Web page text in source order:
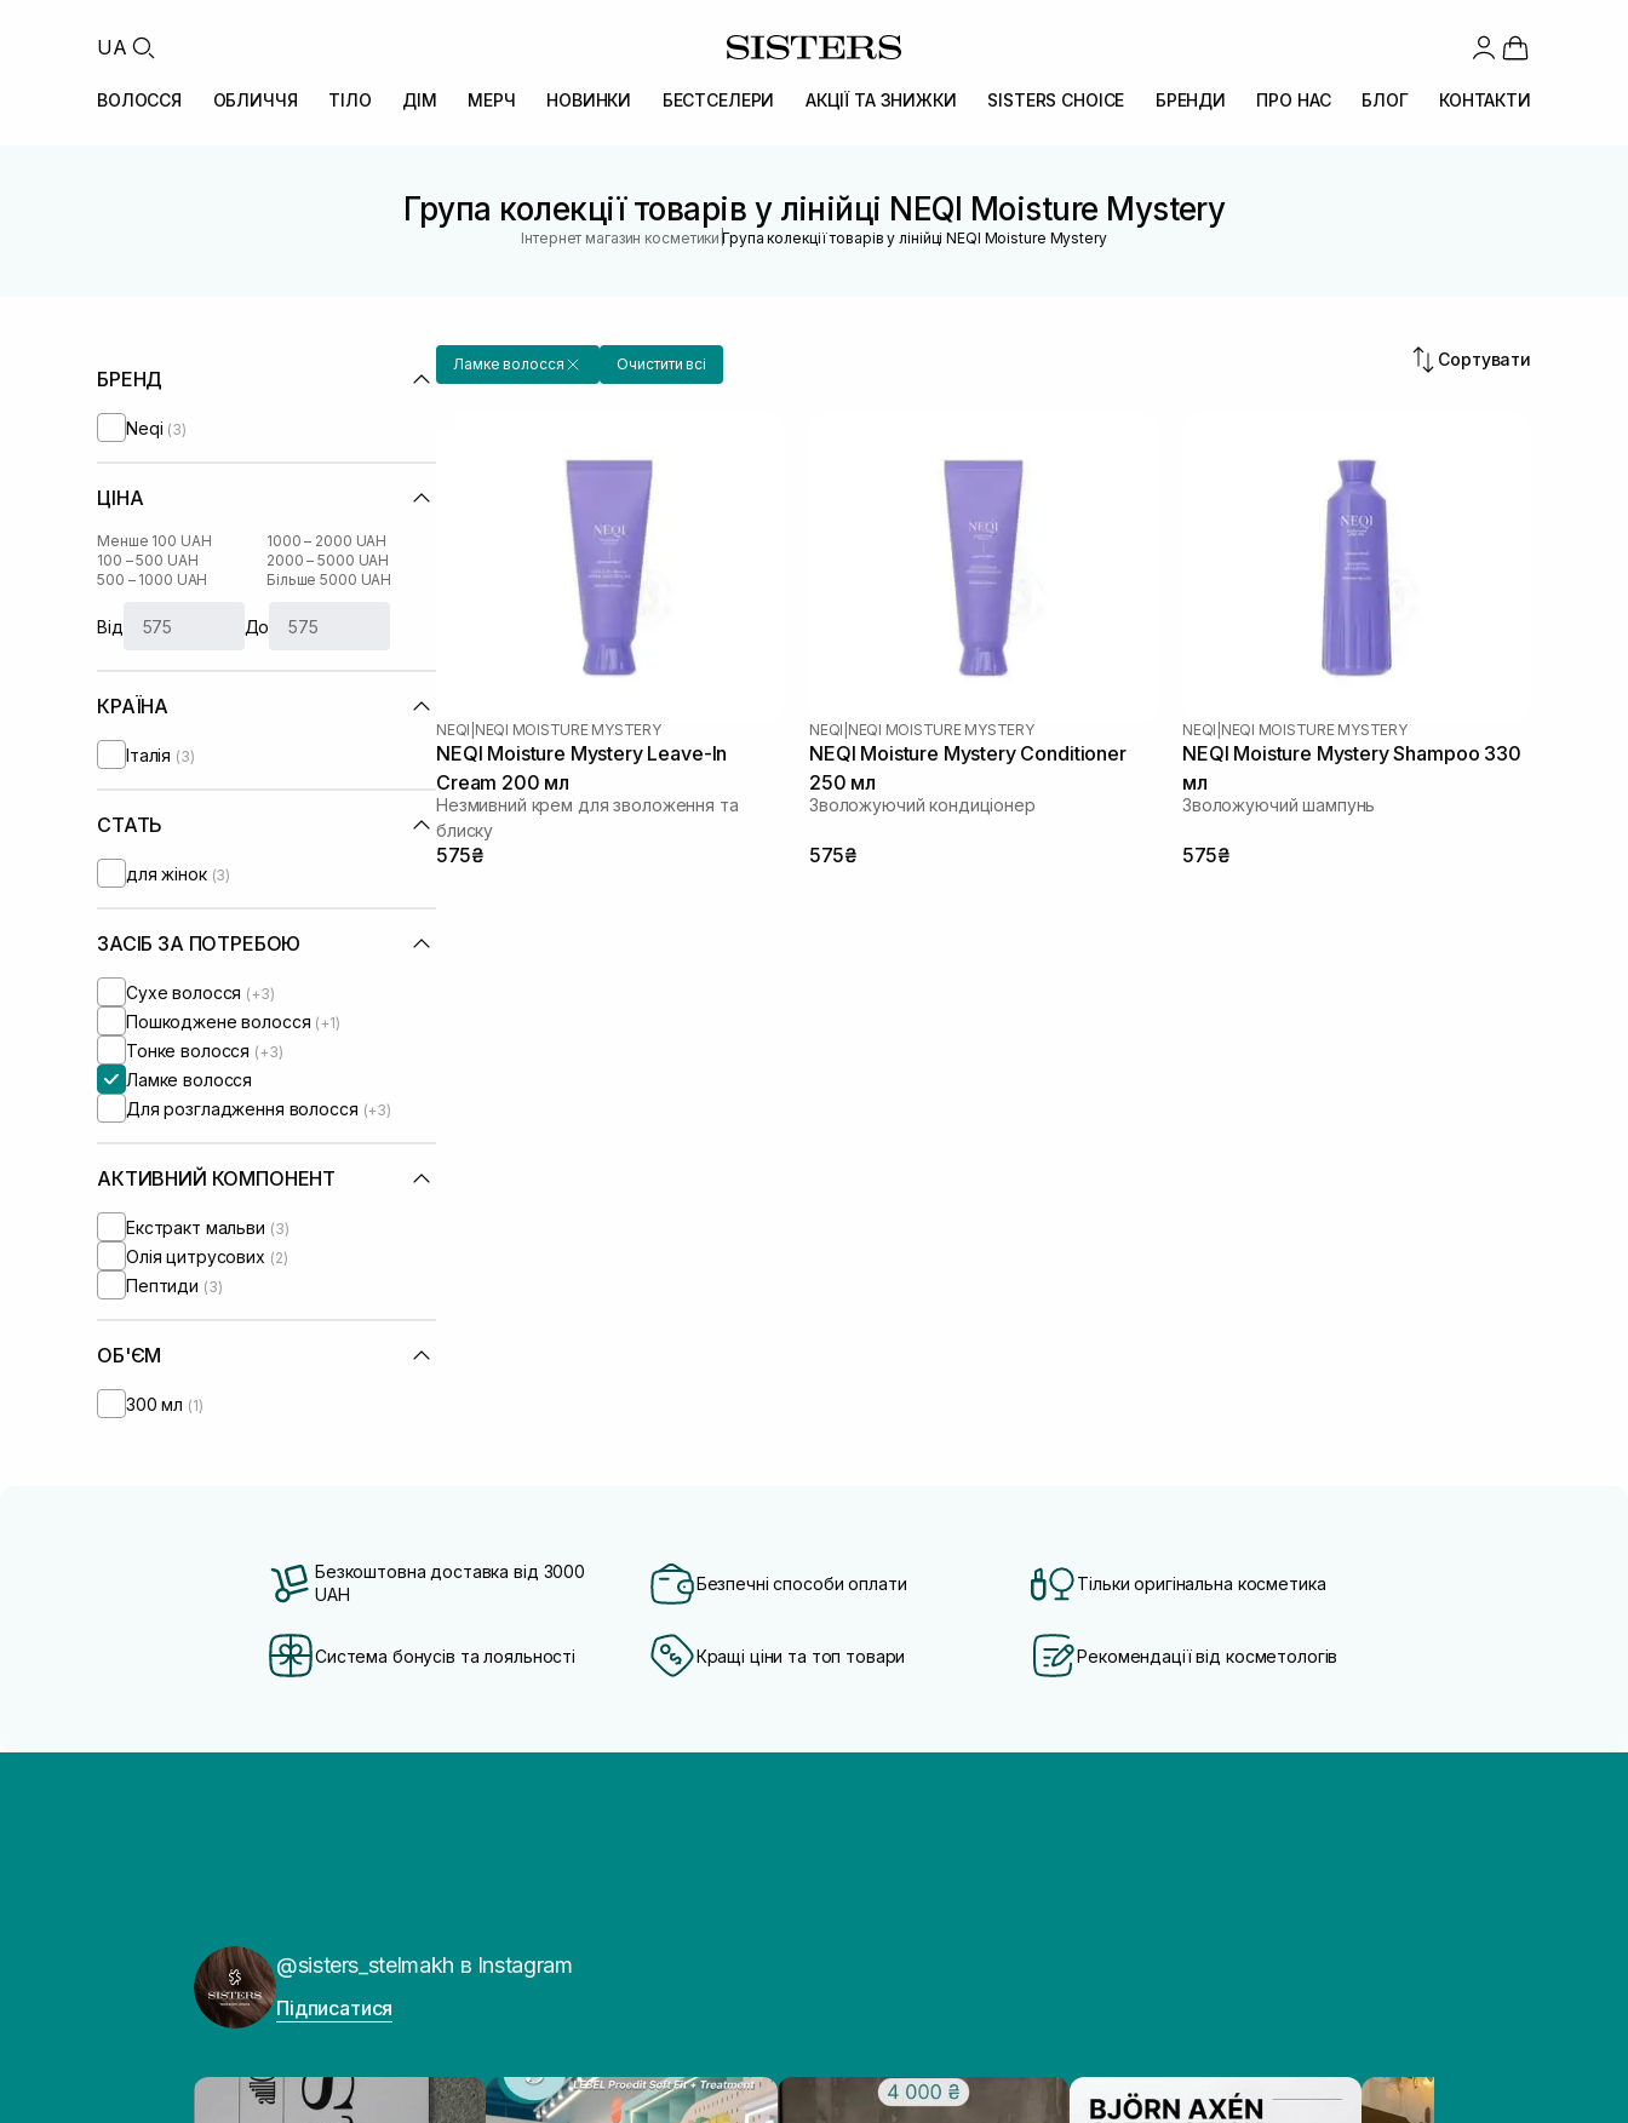
UA
ВОЛОССЯ ОБЛИЧЧЯ ТІЛО ДІМ МЕРЧ НОВИНКИ БЕСТСЕЛЕРИ АКЦІЇ ТА ЗНИЖКИ SISTERS CHOICE БРЕНДИ ПРО НАС БЛОГ КОНТАКТИ
Група колекції товарів у лінійці NEQI Moisture Mystery
Інтернет магазин косметики |Група колекції товарів у лінійці NEQI Moisture Mystery
БРЕНД
Neqi (3)
ЦІНА
Менше 100 UAH
100 – 500 UAH
500 – 1000 UAH
1000 – 2000 UAH
2000 – 5000 UAH
Більше 5000 UAH
Від До
КРАЇНА
Італія (3)
СТАТЬ
для жінок (3)
ЗАСІБ ЗА ПОТРЕБОЮ
Сухе волосся (+3)
Пошкоджене волосся (+1)
Тонке волосся (+3)
Ламке волосся
Для розгладження волосся (+3)
АКТИВНИЙ КОМПОНЕНТ
Екстракт мальви (3)
Олія цитрусових (2)
Пептиди (3)
ОБ'ЄМ
300 мл (1)
Ламке волосся Очистити всі Сортувати
NEQI NEQI MOISTURE MYSTERY
NEQI Moisture Mystery Leave-In
Cream 200 мл
Незмивний крем для зволоження та
блиску
575₴
NEQI NEQI MOISTURE MYSTERY
NEQI Moisture Mystery Conditioner
250 мл
Зволожуючий кондиціонер
575₴
NEQI NEQI MOISTURE MYSTERY
NEQI Moisture Mystery Shampoo 330
мл
Зволожуючий шампунь
575₴
Безкоштовна доставка від 3000
UAH
Безпечні способи оплати Тільки оригінальна косметика
Система бонусів та лояльності Кращі ціни та топ товари Рекомендації від косметологів
@sisters_stelmakh в Instagram
Підписатися